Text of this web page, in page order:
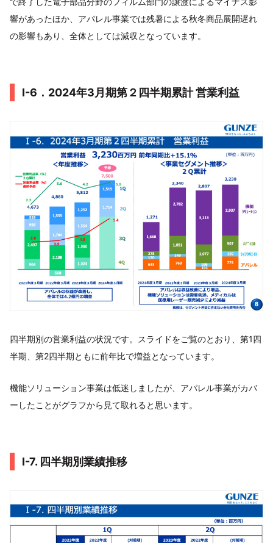
響があったほか、アパレル事業では残暑による秋冬商品展開遅れ
の影響もあり、全体としては減収となっています。
Ⅰ-6．2024年3月期第２四半期累計 営業利益
四半期別の営業利益の状況です。スライドをご覧のとおり、第1四
半期、第2四半期ともに前年比で増益となっています。
機能ソリューション事業は低迷しましたが、アパレル事業がカバ
ーしたことがグラフから見て取れると思います。
Ⅰ-7. 四半期別業績推移